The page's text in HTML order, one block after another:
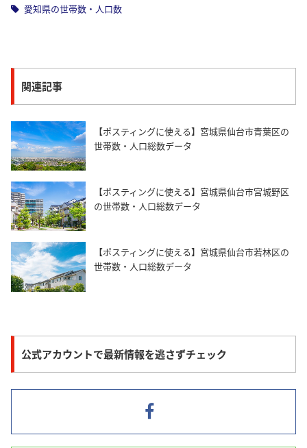
愛知県の世帯数・人口数
関連記事
【ポスティングに使える】宮城県仙台市青葉区の
世帯数・人口総数データ
【ポスティングに使える】宮城県仙台市宮城野区
の世帯数・人口総数データ
【ポスティングに使える】宮城県仙台市若林区の
世帯数・人口総数データ
公式アカウントで最新情報を逃さずチェック